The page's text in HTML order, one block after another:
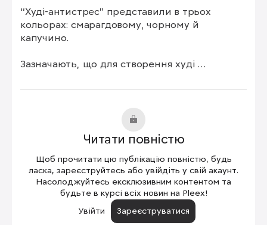
“Худі-антистрес” представили в трьох
кольорах: смарагдовому, чорному й
капучино.
Зазначають, що для створення худі
спокійного емоційного стану.
Читати повністю
Щоб прочитати цю публікацію повністю, будь
ласка, зареєструйтесь або увійдіть у свій акаунт.
Насолоджуйтесь ексклюзивним контентом та
будьте в курсі всіх новин на Pleex!
Увійти
Зареєструватися